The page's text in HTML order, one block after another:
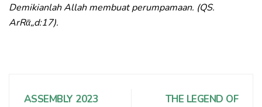
Demikianlah Allah membuat perumpamaan. (QS.
ArRᾱ„d:17).
ASSEMBLY 2023
THE LEGEND OF